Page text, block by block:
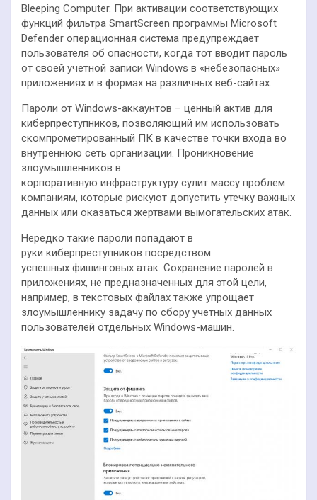
Bleeping Computer. При активации соответствующих
функций фильтра SmartScreen программы Microsoft
Defender операционная система предупреждает
пользователя об опасности, когда тот вводит пароль
от своей учетной записи Windows в «небезопасных»
приложениях и в формах на различных веб-сайтах.
Пароли от Windows-аккаунтов – ценный актив для
киберпреступников, позволяющий им использовать
скомпрометированный ПК в качестве точки входа во
внутреннюю сеть организации. Проникновение
злоумышленников в
корпоративную инфраструктуру сулит массу проблем
компаниям, которые рискуют допустить утечку важных
данных или оказаться жертвами вымогательских атак.
Нередко такие пароли попадают в
руки киберпреступников посредством
успешных фишинговых атак. Сохранение паролей в
приложениях, не предназначенных для этой цели,
например, в текстовых файлах также упрощает
злоумышленнику задачу по сбору учетных данных
пользователей отдельных Windows-машин.